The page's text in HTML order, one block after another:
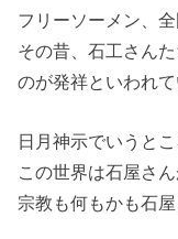
フリーソーメン、
その昔、石工さん
のが発祥といわれて
日月神示でいうと
この世界は石屋さ
宗教も何もかも石屋